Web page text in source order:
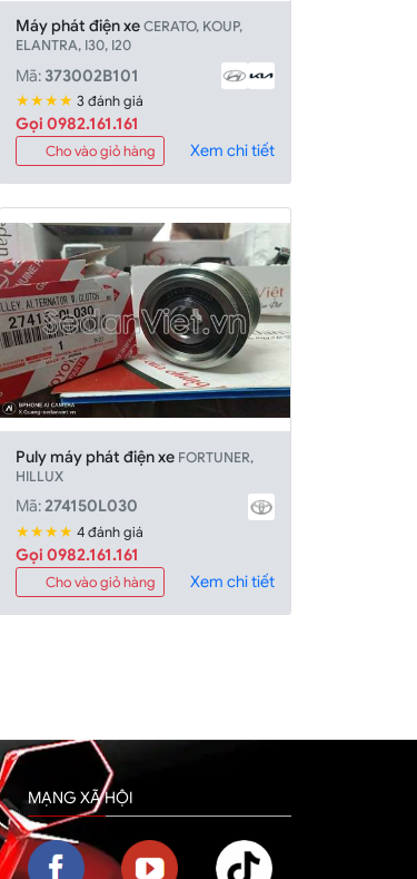
Máy phát điện xeCERATO, KOUP,
ELANTRA, I30, I20
Mã: 373002B101
★★★★ 3 đánh giá
Gọi 0982.161.161
Cho vào giỏ hàng Xem chi tiết
Puly máy phát điện xe FORTUNER,
HILLUX
Mã:274150L030
★★★★ 4 đánh giá
Gọi 0982.161.161
Cho vào giỏ hàng Xem chi tiết
MẠNG XÃ HỘI